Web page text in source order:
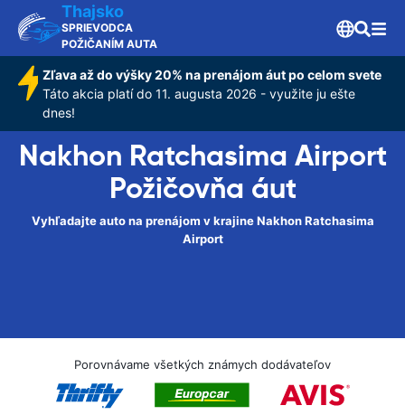
Thajsko
SPRIEVODCA
POŽIČANÍM AUTA
Zľava až do výšky 20% na prenájom áut po celom svete
Táto akcia platí do 11. augusta 2026 - využite ju ešte
dnes!
Nakhon Ratchasima Airport
Požičovňa áut
Vyhľadajte auto na prenájom v krajine Nakhon Ratchasima
Airport
Porovnávame všetkých známych dodávateľov